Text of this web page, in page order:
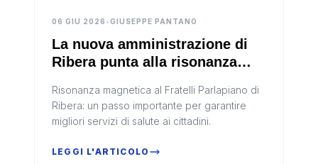
06 GIU 2026 •GIUSEPPE PANTANO
La nuova amministrazione di
Ribera punta alla risonanza
Parlapiano
Risonanza magnetica al Fratelli Parlapiano di
Ribera: un passo importante per garantire
migliori servizi di salute ai cittadini.
LEGGI L'ARTICOLO